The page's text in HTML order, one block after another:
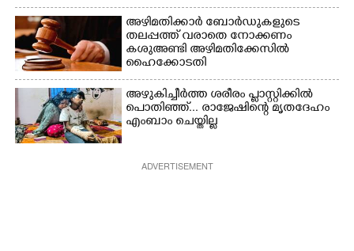
അഴിമതിക്കാർ ബോർഡുകളുടെ
തലപ്പത്ത് വരാതെ നോക്കണം
കശുഅണ്ടി അഴിമതിക്കേസിൽ
ഹൈക്കോടതി
അഴുകിച്ചീർത്ത ശരീരം പ്ളാസ്റ്റിക്കിൽ
പൊതിഞ്ഞ്... രാജേഷിന്റെ മൃതദേഹം
എംബാം ചെയ്തില്ല
ADVERTISEMENT